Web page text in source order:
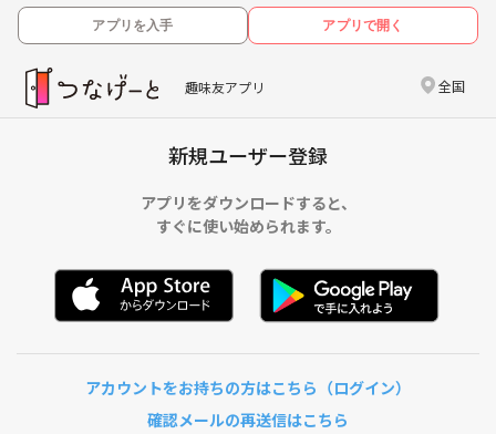
アプリを入手 アプリで開く
趣味友アプリ 全国
新規ユーザー登録
アプリをダウンロードすると、
すぐに使い始められます。
アカウントをお持ちの方はこちら（ログイン）
確認メールの再送信はこちら